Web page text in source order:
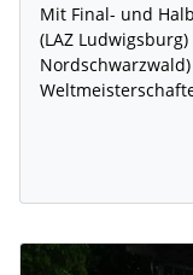
Mit Final- und
(LAZ